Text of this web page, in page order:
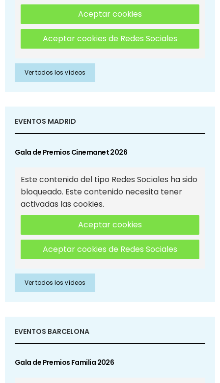
Aceptar cookies
Aceptar cookies de Redes Sociales
Ver todos los vídeos
EVENTOS MADRID
Gala de Premios Cinemanet 2026
Este contenido del tipo Redes Sociales ha sido
bloqueado. Este contenido necesita tener
activadas las cookies.
Aceptar cookies
Aceptar cookies de Redes Sociales
Ver todos los vídeos
EVENTOS BARCELONA
Gala de Premios Familia 2026